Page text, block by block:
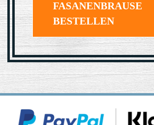
FASANENBRAUSE
BESTELLEN